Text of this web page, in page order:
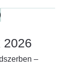
2026
–